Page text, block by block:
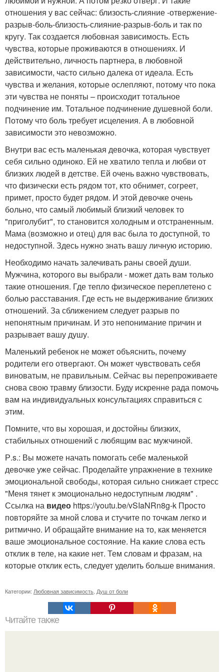
отношения у вас сейчас: близость-слияние -отвержение-
разрыв-боль-близость-слияние-разрыв-боль и так по
кругу. Так создается любовная зависимость. Есть
чувства, которые проживаются в отношениях. И
действительно, личность партнера, в любовной
зависимости, часто сильно далека от идеала. Есть
чувства и желания, которые ослепляют, потому что пока
эти чувства не поняты – происходит тотальное
подчинение им. Тотальное подчинение душевной боли.
Потому что боль требует исцеления. А в любовной
зависимости это невозможно.
Внутри вас есть маленькая девочка, которая чувствует
себя сильно одиноко. Ей не хватило тепла и любви от
близких людей в детстве. Ей очень важно чувствовать,
что физически есть рядом тот, кто обнимет, согреет,
примет, просто будет рядом. И этой девочке очень
больно, что самый любимый близкий человек то
"приголубит", то становится холодным и отстраненным.
Мама (возможно и отец) для вас была то доступной, то
недоступной. Здесь нужно знать вашу личную историю.
Необходимо начать залечивать раны своей души.
Мужчина, которого вы выбрали - может дать вам только
такие отношения. Где тепло физическое переплетено с
болью расставания. Где есть не выдерживание близких
отношений. За сближением следует разрыв по
непонятным причинам. И это непонимание причин и
разрывает вашу душу.
Маленький ребенок не может объяснить, почему
родители его отвергают. Он может чувствовать себя
виноватым, не правильным. Сейчас вы перепроживаете
снова свою травму близости. Буду искренне рада помочь
вам на индивидуальных консультациях справиться с
этим.
Помните, что вы хорошая, и достойны близких,
стабильных отношений с любящим вас мужчиной.
Р.s.: Вы можете начать помогать себе маленькой
девочке уже сейчас. Проделайте упражнение в технике
эмоциональной свободы, которая сильно снижает стресс
"Меня тянет к эмоционально недоступным людям" .
Ссылка на видео https://youtu.be/vSIaNRn8g-k Просто
повторяйте за мной слова и стучите по точкам легко и
ритмично. И обращайте внимание на то, как меняется
ваше эмоциональное состояние. На какие слова есть
отклик в теле, на какие нет. Тем словам и фразам, на
которые отклик есть, следует уделить больше внимания.
Категории: Любовная зависимость, Душ от боли
Читайте также